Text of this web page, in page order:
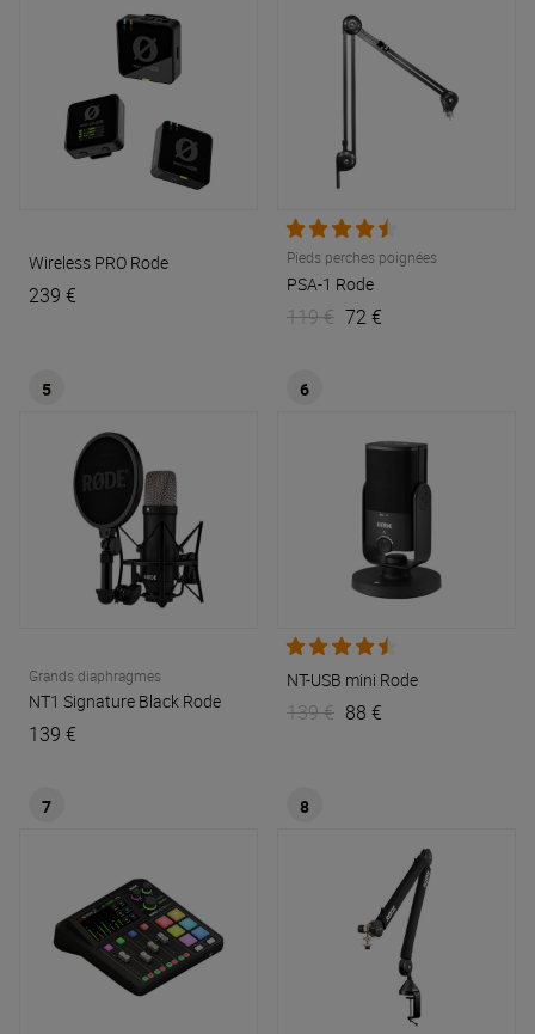
Wireless PRO Rode
239 €
Pieds perches poignées
PSA-1 Rode
119 € 72 €
5
Grands diaphragmes
NT1 Signature Black Rode
139 €
6
NT-USB mini Rode
139 € 88 €
7 8